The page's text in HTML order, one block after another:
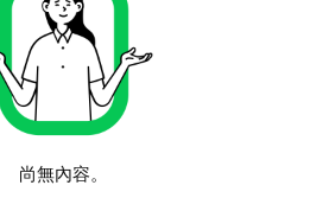
尚無內容。